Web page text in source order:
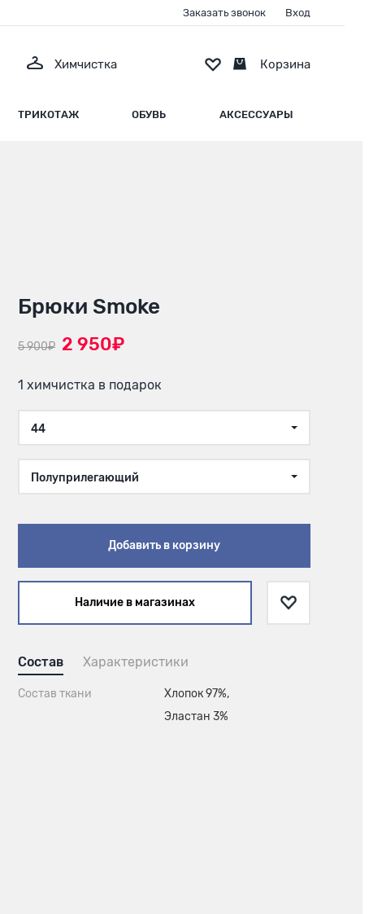
ТРИКОТАЖ ОБУВЬ АКСЕССУАРЫ
Химчистка
Заказать звонок Вход
Корзина
Брюки Smoke
5 900₽ 2 950₽
1 химчистка в подарок
44
Полуприлегающий
Добавить в корзину
Наличие в магазинах
Состав Характеристики
Состав ткани
Хлопок 97%,
Эластан 3%